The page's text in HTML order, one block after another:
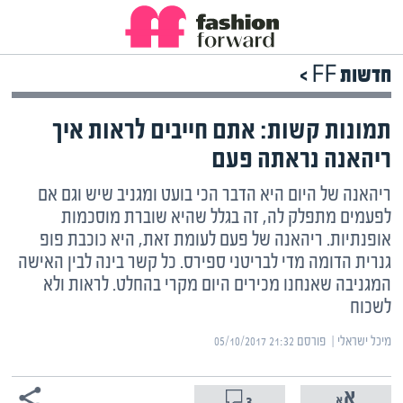
חדשות FF >
תמונות קשות: אתם חייבים לראות איך
ריהאנה נראתה פעם
ריהאנה של היום היא הדבר הכי בועט ומגניב שיש וגם אם
לפעמים מתפלק לה, זה בגלל שהיא שוברת מוסכמות
אופנתיות. ריהאנה של פעם לעומת זאת, היא כוכבת פופ
גנרית הדומה מדי לבריטני ספירס. כל קשר בינה לבין האישה
המגניבה שאנחנו מכירים היום מקרי בהחלט. לראות ולא
לשכוח
מיכל ישראלי | ‏פורסם ‎05/10/2017 21:32